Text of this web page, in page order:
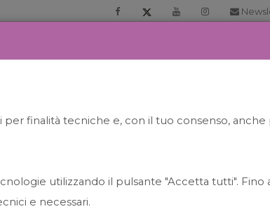
finalità tecniche e, con il tuo consenso,
utilizzando il pulsante "Accetta tutti". Fino
e necessari.